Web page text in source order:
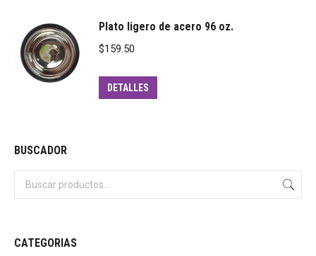
Plato ligero de acero 96 oz.
$159.50
DETALLES
BUSCADOR
CATEGORIAS